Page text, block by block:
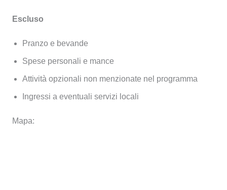
Escluso
Pranzo e bevande
Spese personali e mance
Attività opzionali non menzionate nel programma
Ingressi a eventuali servizi locali
Mapa: